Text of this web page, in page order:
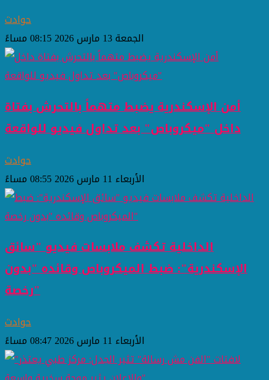
حوادث
الجمعة 13 مارس 2026 08:15 مساءً
أمن الإسكندرية يضبط متهماً بالتحرش بفتاة
داخل "ميكروباص" بعد تداول فيديو للواقعة
حوادث
الأربعاء 11 مارس 2026 08:55 مساءً
الداخلية تكشف ملابسات فيديو "سائق
الإسكندرية": ضبط الميكروباص وقائده "بدون
رخصة"
حوادث
الأربعاء 11 مارس 2026 08:47 مساءً